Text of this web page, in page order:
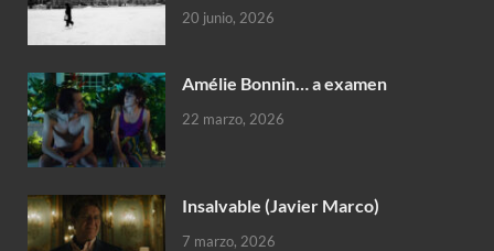
20 junio, 2026
Amélie Bonnin… a examen
22 marzo, 2026
Insalvable (Javier Marco)
7 marzo, 2026